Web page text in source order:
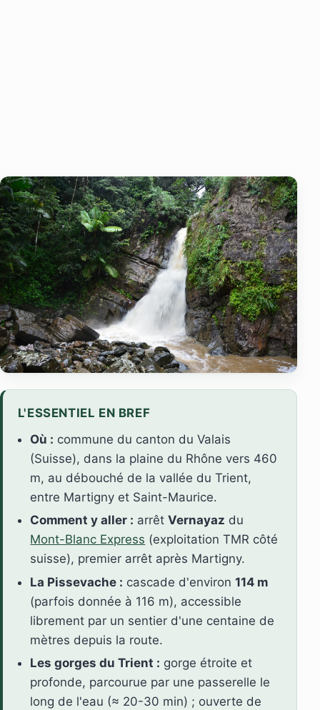
L'ESSENTIEL EN BREF
Où : commune du canton du Valais
(Suisse), dans la plaine du Rhône vers 460
m, au débouché de la vallée du Trient,
entre Martigny et Saint-Maurice.
Comment y aller : arrêtVernayaz du
Mont-Blanc Express (exploitation TMR côté
suisse), premier arrêt après Martigny.
La Pissevache : cascade d'environ114 m
(parfois donnée à 116 m), accessible
librement par un sentier d'une centaine de
mètres depuis la route.
Les gorges du Trient : gorge étroite et
profonde, parcourue par une passerelle le
long de l'eau (≈ 20-30 min) ; ouverte de